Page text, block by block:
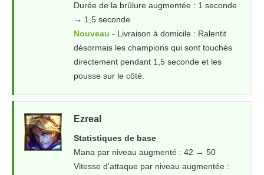
Durée de la brûlure augmentée : 1 seconde
→ 1,5 seconde
Nouveau - Livraison à domicile : Ralentit
désormais les champions qui sont touchés
directement pendant 1,5 seconde et les
pousse sur le côté.
Ezreal
Statistiques de base
Mana par niveau augmenté : 42 → 50
Vitesse d'attaque par niveau augmentée :